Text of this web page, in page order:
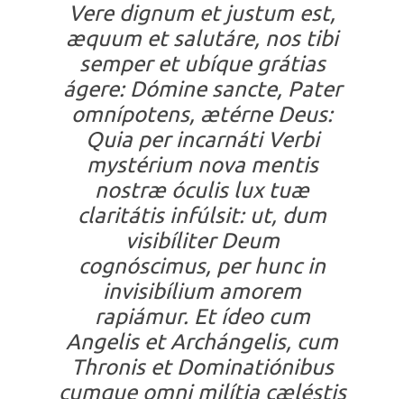
Vere dignum et justum est,
æquum et salutáre, nos tibi
semper et ubíque grátias
ágere: Dómine sancte, Pater
omnípotens, ætérne Deus:
Quia per incarnáti Verbi
mystérium nova mentis
nostræ óculis lux tuæ
claritátis infúlsit: ut, dum
visibíliter Deum
cognóscimus, per hunc in
invisibílium amorem
rapiámur. Et ídeo cum
Angelis et Archángelis, cum
Thronis et Dominatiónibus
cumque omni milítia cæléstis